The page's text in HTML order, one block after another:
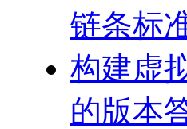
链条标
构建虚
的版本